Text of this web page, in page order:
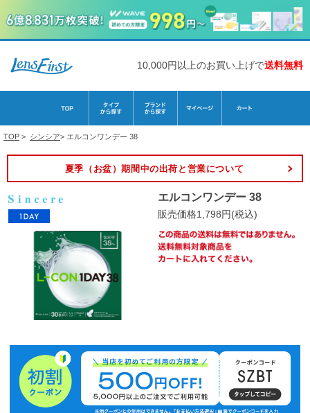
10,000円以上のお買い上げで送料無料
TOP > シンシア> エルコンワンデー 38
夏季（お盆）期間中の出荷と営業について
エルコンワンデー 38
販売価格1,798円(税込)